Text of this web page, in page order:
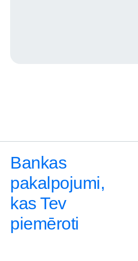
Bankas
pakalpojumi,
kas Tev
piemēroti